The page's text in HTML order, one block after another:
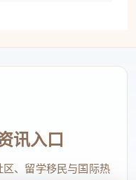
讯入口
、留学移民与国际热